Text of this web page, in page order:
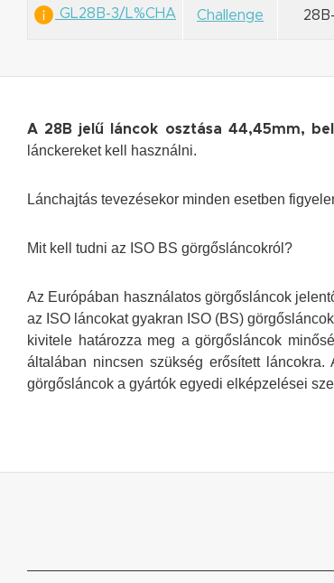
GL28B-3/L%CHA Challenge
A 28B jelű láncok osztása 44,45mm,
lánckereket kell használni.
Lánchajtás tevezésekor minden esetben
Mit kell tudni az ISO BS görgősláncokról?
Az Európában használatos görgősláncok
az ISO láncokat gyakran ISO (BS)
kivitele határozza meg a görgősláncok
általában nincsen szükség erősített
görgősláncok a gyártók egyedi elképzelései